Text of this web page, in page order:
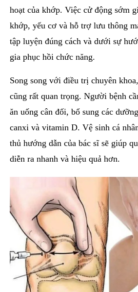
hoạt của khớp. Việc cử động sớm
khớp, yếu cơ và hỗ trợ lưu thông
tập luyện đúng cách và dưới sự
gia phục hồi chức năng.
Song song với điều trị chuyên
cũng rất quan trọng. Người bệnh
ăn uống cân đối, bổ sung các
canxi và vitamin D. Vệ sinh cá
thủ hướng dẫn của bác sĩ sẽ giúp
diễn ra nhanh và hiệu quả hơn.